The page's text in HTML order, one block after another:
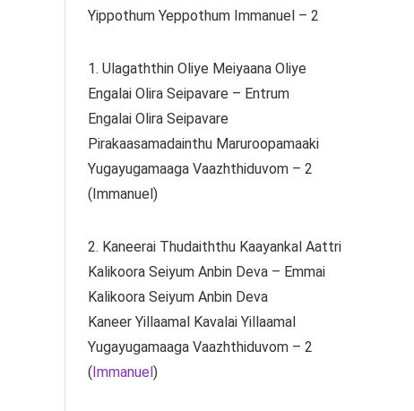
Yippothum Yeppothum Immanuel – 2
1. Ulagaththin Oliye Meiyaana Oliye
Engalai Olira Seipavare – Entrum
Engalai Olira Seipavare
Pirakaasamadainthu Maruroopamaaki
Yugayugamaaga Vaazhthiduvom – 2
(Immanuel)
2. Kaneerai Thudaiththu Kaayankal Aattri
Kalikoora Seiyum Anbin Deva – Emmai
Kalikoora Seiyum Anbin Deva
Kaneer Yillaamal Kavalai Yillaamal
Yugayugamaaga Vaazhthiduvom – 2
(Immanuel)